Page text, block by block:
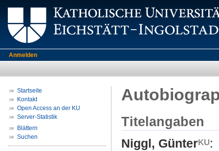
Anmelden
Startseite
Kontakt
Open Access an der KU
Server-Statistik
Blättern
Suchen
Titelangaben
Niggl, Günter
: